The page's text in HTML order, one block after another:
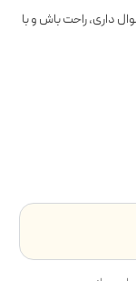
داری، راحت باش و با